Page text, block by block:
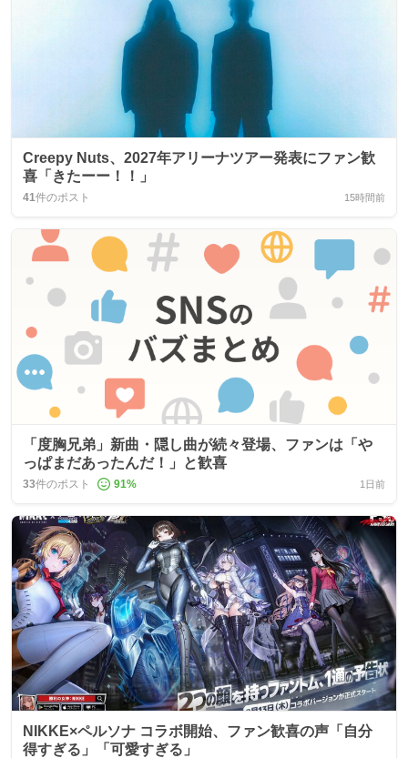
Creepy Nuts、2027年アリーナツアー発表にファン歓
喜「きたーー！！」
41件のポスト 15時間前
「度胸兄弟」新曲・隠し曲が続々登場、ファンは「や
っぱまだあったんだ！」と歓喜
33件のポスト 91% 1日前
NIKKE×ペルソナ コラボ開始、ファン歓喜の声「自分
得すぎる」「可愛すぎる」